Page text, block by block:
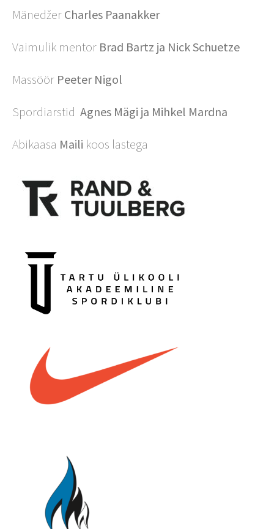
Mänedžer Charles Paanakker
Vaimulik mentor Brad Bartz ja Nick Schuetze
Massöör Peeter Nigol
Spordiarstid Agnes Mägi ja Mihkel Mardna
Abikaasa Maili koos lastega